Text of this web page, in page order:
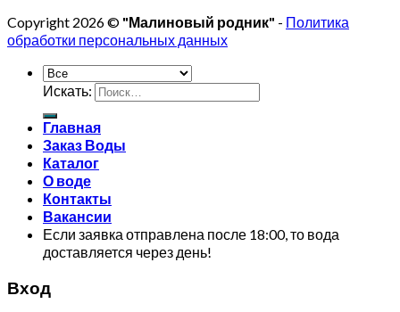
Copyright 2026 © "Малиновый родник" - Политика
обработки персональных данных
Искать:
Главная
Заказ Воды
Каталог
О воде
Контакты
Вакансии
Если заявка отправлена после 18:00, то вода
доставляется через день!
Вход